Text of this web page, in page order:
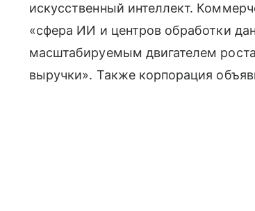
искусственный интеллект.
«сфера ИИ и центров обработки
масштабируемым двигателем
выручки». Также корпорация